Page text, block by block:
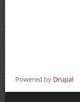
Powered by Drupal